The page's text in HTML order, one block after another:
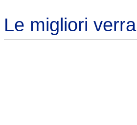
Le migliori